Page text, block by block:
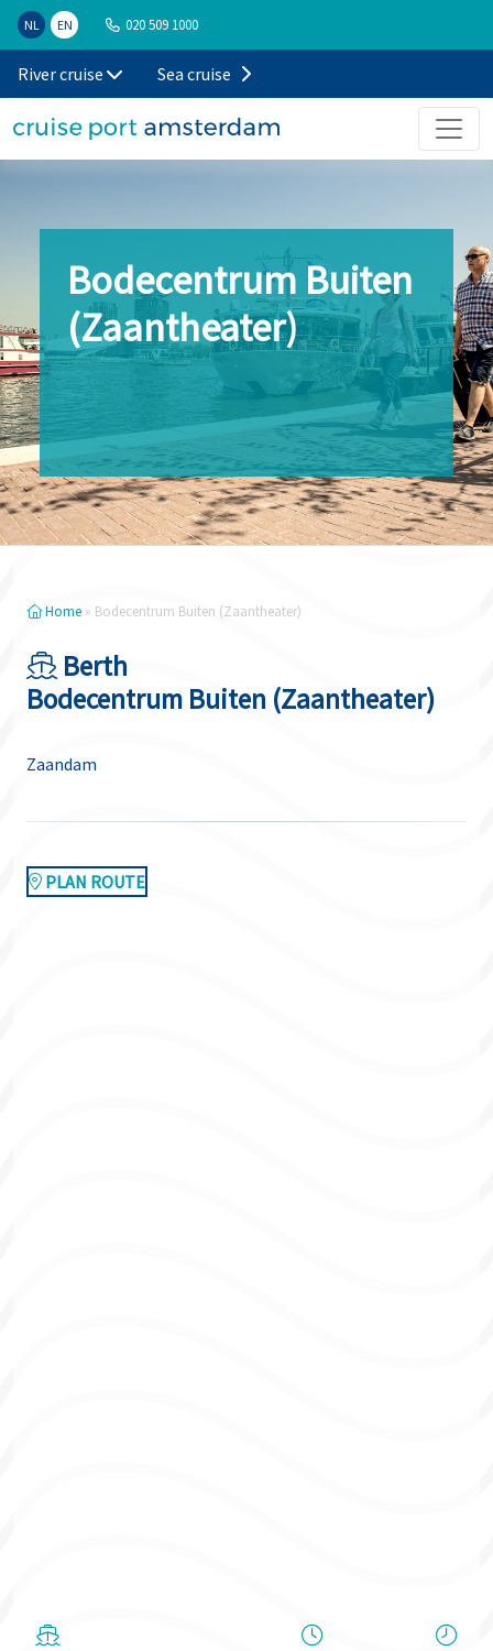
NL EN 020 509 1000
River cruise Sea cruise
Bodecentrum Buiten
(Zaantheater)
Home » Bodecentrum Buiten (Zaantheater)
Berth
Bodecentrum Buiten (Zaantheater)
Zaandam
PLAN ROUTE